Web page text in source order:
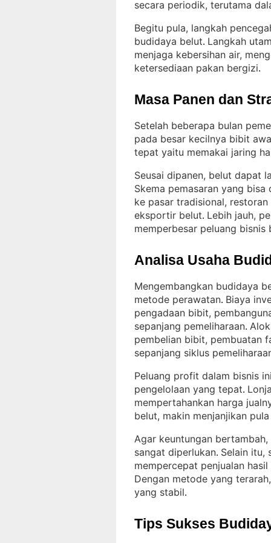
secara periodik, terutama
Begitu pula, langkah
budidaya belut. Langkah
menjaga kebersihan air,
ketersediaan pakan bergizi.
Masa Panen dan
Setelah beberapa bulan
pada besar kecilnya bibit
tepat yaitu memakai jaring
Seusai dipanen, belut dapat
Skema pemasaran yang
ke pasar tradisional,
eksportir belut. Lebih jauh,
memperbesar peluang bisnis
Analisa Usaha
Mengembangkan budidaya
metode perawatan. Biaya
pengadaan bibit,
sepanjang pemeliharaan.
pembelian bibit, pembuatan
sepanjang siklus
Peluang profit dalam bisnis
pengelolaan yang tepat.
mempertahankan harga
belut, makin menjanjikan
Agar keuntungan
sangat diperlukan. Selain itu,
mempercepat penjualan
Dengan metode yang
yang stabil.
Tips Sukses